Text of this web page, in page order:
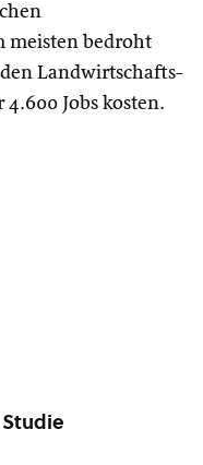
meisten bedroht
Landwirtschafts-
Jobs kosten.